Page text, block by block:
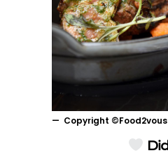
Copyright ©Food2vous